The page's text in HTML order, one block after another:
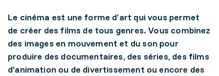
Le cinéma est une forme d’art qui vous permet
de créer des films de tous genres. Vous combinez
des images en mouvement et du son pour
produire des documentaires, des séries, des films
d’animation ou de divertissement ou encore des